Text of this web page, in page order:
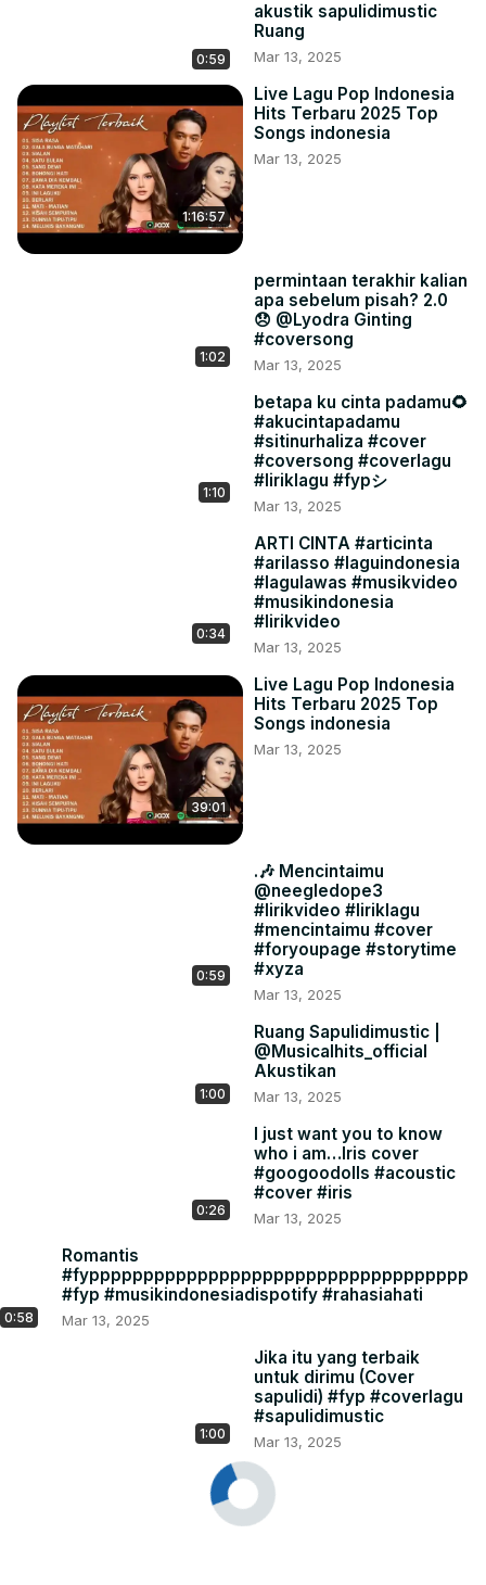
0:59
akustik sapulidimustic
Ruang
Mar 13, 2025
1:16:57
Live Lagu Pop Indonesia
Hits Terbaru 2025 Top
Songs indonesia
Mar 13, 2025
1:02
permintaan terakhir kalian
apa sebelum pisah? 2.0
😞 @Lyodra Ginting
#coversong
Mar 13, 2025
1:10
betapa ku cinta padamu🌻
#akucintapadamu
#sitinurhaliza #cover
#coversong #coverlagu
#liriklagu #fypシ
Mar 13, 2025
0:34
ARTI CINTA #articinta
#arilasso #laguindonesia
#lagulawas #musikvideo
#musikindonesia
#lirikvideo
Mar 13, 2025
39:01
Live Lagu Pop Indonesia
Hits Terbaru 2025 Top
Songs indonesia
Mar 13, 2025
0:59
.🎶 Mencintaimu
@neegledope3
#lirikvideo #liriklagu
#mencintaimu #cover
#foryoupagе #storytime
#xyza
Mar 13, 2025
1:00
Ruang Sapulidimustic |
@Musicalhits_official
Akustikan
Mar 13, 2025
0:26
I just want you to know
who i am…Iris cover
#googoodolls #acoustic
#cover #iris
Mar 13, 2025
0:58
Romantis
#fyppppppppppppppppppppppppppppppppppp
#fyp #musikindonesiadispotify #rahasiahati
Mar 13, 2025
1:00
Jika itu yang terbaik
untuk dirimu (Cover
sapulidi) #fyp #coverlagu
#sapulidimustic
Mar 13, 2025